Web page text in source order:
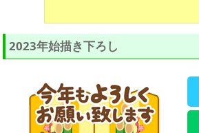
2023年始描き下ろし